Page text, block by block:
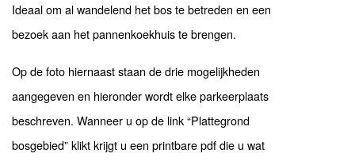
Ideaal om al wandelend het bos te betreden en een
bezoek aan het pannenkoekhuis te brengen.
Op de foto hiernaast staan de drie mogelijkheden
aangegeven en hieronder wordt elke parkeerplaats
beschreven. Wanneer u op de link “Plattegrond
bosgebied” klikt krijgt u een printbare pdf die u wat